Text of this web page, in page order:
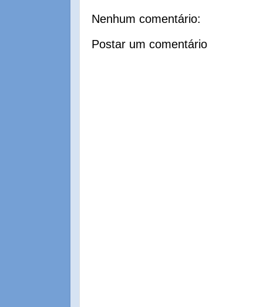
Nenhum comentário:
Postar um comentário